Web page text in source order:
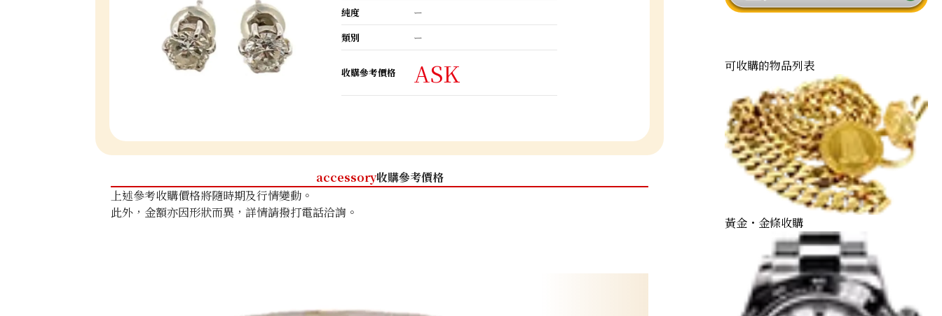
純度
ー
類別
ー
收購參考價格 ASK
accessory收購參考價格
上述參考收購價格將隨時期及行情變動。
此外，金額亦因形狀而異，詳情請撥打電話洽詢。
可收購的物品列表
黃金・金條收購